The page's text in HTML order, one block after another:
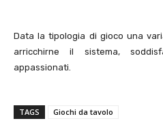
Data la tipologia di gioco una
arricchirne il sistema,
appassionati.
TAGS Giochi da tavolo